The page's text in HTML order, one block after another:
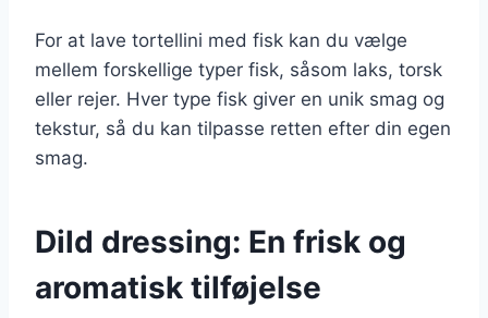
For at lave tortellini med fisk kan du vælge
mellem forskellige typer fisk, såsom laks, torsk
eller rejer. Hver type fisk giver en unik smag og
tekstur, så du kan tilpasse retten efter din egen
smag.
Dild dressing: En frisk og
aromatisk tilføjelse